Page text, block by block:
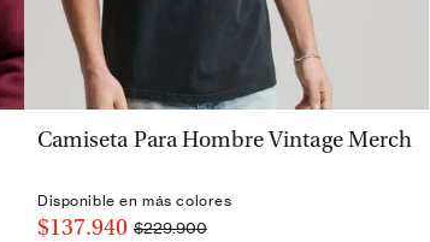
VISTA RÁPIDA
Camiseta Para Hombre Vintage Merch
Disponible en más colores
$137.940 $229.900